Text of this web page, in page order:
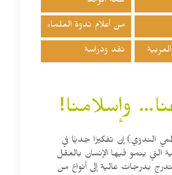
من أعلام ندوة العلماء
نقد ودراسة
وإسلامنا!
الندوي) إن تفكيرًا جديًا في
التي ينمو فيها الإنسان بالعقل
بدرجات عالية إلى أنواع من